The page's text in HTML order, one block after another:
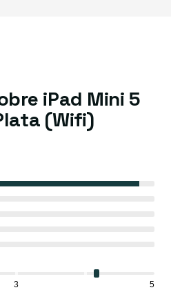
iPad Mini 5
(Wifi)
3 5